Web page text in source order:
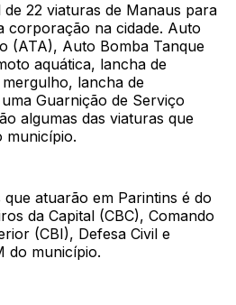
22 viaturas de Manaus para
corporação na cidade. Auto
(ATA), Auto Bomba Tanque
aquática, lancha de
lancha de
Guarnição de Serviço
algumas das viaturas que
município.
atuarão em Parintins é do
da Capital (CBC), Comando
(CBI), Defesa Civil e
do município.